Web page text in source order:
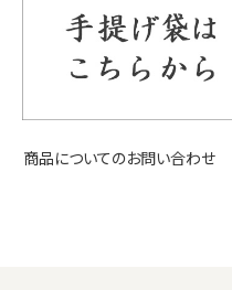
商品についてのお問い合わせ